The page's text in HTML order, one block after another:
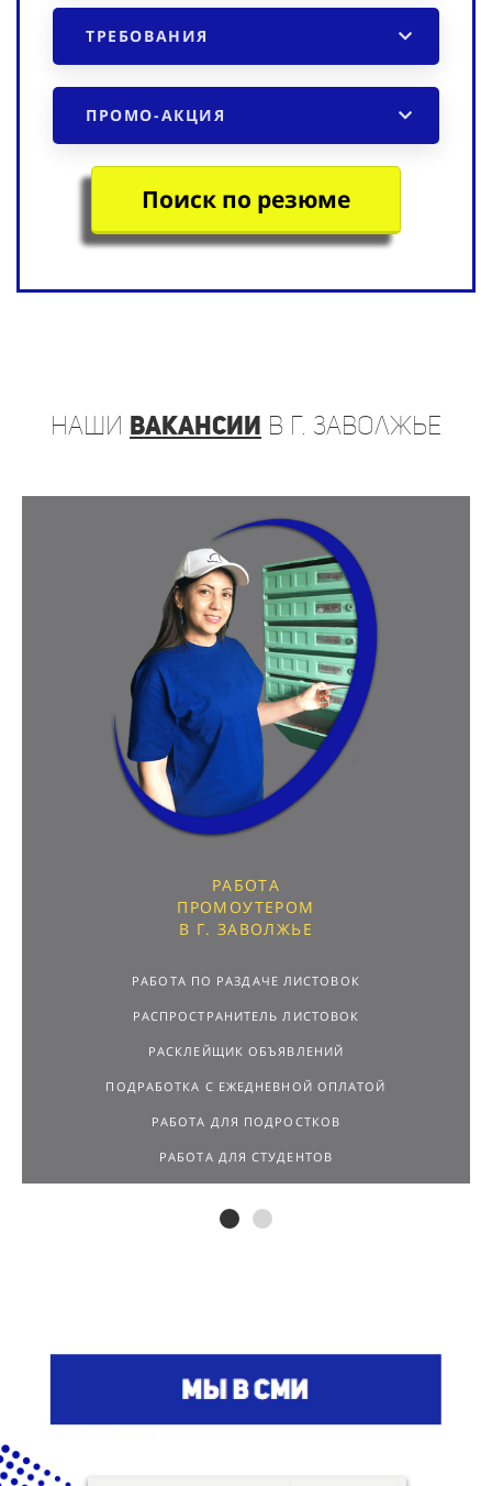
ТРЕБОВАНИЯ
ПРОМО-АКЦИЯ
Поиск по резюме
наши вакансии в г. Заволжье
РАБОТА
ПРОМОУТЕРОМ
В Г. ЗАВОЛЖЬЕ
РАБОТА ПО РАЗДАЧЕ ЛИСТОВОК
РАСПРОСТРАНИТЕЛЬ ЛИСТОВОК
РАСКЛЕЙЩИК ОБЪЯВЛЕНИЙ
ПОДРАБОТКА С ЕЖЕДНЕВНОЙ ОПЛАТОЙ
РАБОТА ДЛЯ ПОДРОСТКОВ
РАБОТА ДЛЯ СТУДЕНТОВ